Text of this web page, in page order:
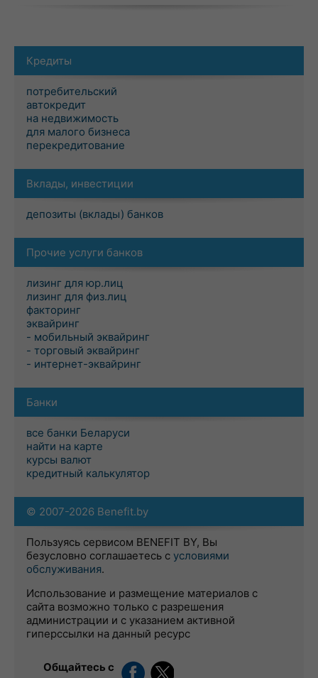
Кредиты
потребительский
автокредит
на недвижимость
для малого бизнеса
перекредитование
Вклады, инвестиции
депозиты (вклады) банков
Прочие услуги банков
лизинг для юр.лиц
лизинг для физ.лиц
факторинг
эквайринг
- мобильный эквайринг
- торговый эквайринг
- интернет-эквайринг
Банки
все банки Беларуси
найти на карте
курсы валют
кредитный калькулятор
© 2007-2026 Benefit.by
Пользуясь сервисом BENEFIT BY, Вы
безусловно соглашаетесь с условиями
обслуживания.
Использование и размещение материалов с
сайта возможно только с разрешения
администрации и с указанием активной
гиперссылки на данный ресурс
Общайтесь с